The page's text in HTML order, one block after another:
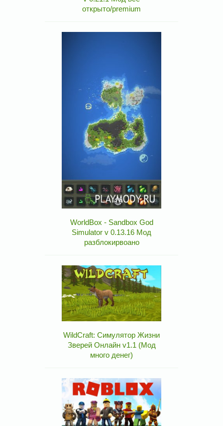
открыто/premium
WorldBox - Sandbox God
Simulator v 0.13.16 Мод
разблокирвоано
WildCraft: Симулятор Жизни
Зверей Онлайн v1.1 (Мод
много денег)